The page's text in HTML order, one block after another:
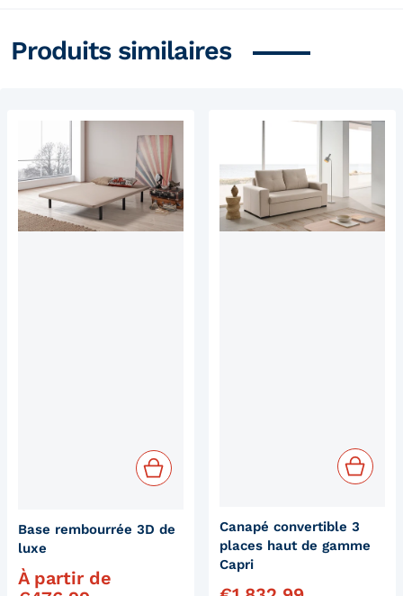
Produits similaires
Base rembourrée 3D de
luxe
Prix régulier
À partir de
Canapé convertible 3
places haut de gamme
Capri